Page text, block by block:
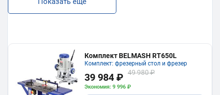
Комплект BELMASH RT650L
Комплект: фрезерный стол и фрезер
39 984 ₽ 49 980 ₽
Экономия: 9 996 ₽